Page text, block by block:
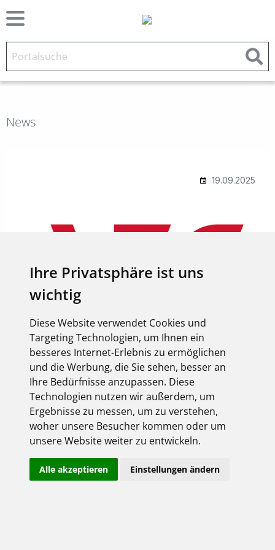
Ihre Privatsphäre ist uns
wichtig
Diese Website verwendet Cookies und
Targeting Technologien, um Ihnen ein
besseres Internet-Erlebnis zu ermöglichen
und die Werbung, die Sie sehen, besser an
Ihre Bedürfnisse anzupassen. Diese
Technologien nutzen wir außerdem, um
Ergebnisse zu messen, um zu verstehen,
woher unsere Besucher kommen oder um
unsere Website weiter zu entwickeln.
Alle akzeptieren Einstellungen ändern
News